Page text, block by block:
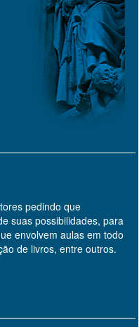
pedindo que
suas possibilidades, para
envolvem aulas em todo
de livros, entre outros.